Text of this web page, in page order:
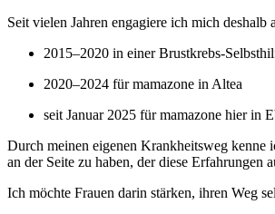
Seit vielen Jahren engagiere ich mich deshalb
2015–2020 in einer Brustkrebs-
2020–2024 für mamazone in Altea
seit Januar 2025 für mamazone hier in
Durch meinen eigenen Krankheitsweg kenne
an der Seite zu haben, der diese Erfahrungen
Ich möchte Frauen darin stärken, ihren Weg